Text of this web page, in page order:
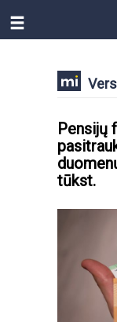
Pensijų
tūkst.